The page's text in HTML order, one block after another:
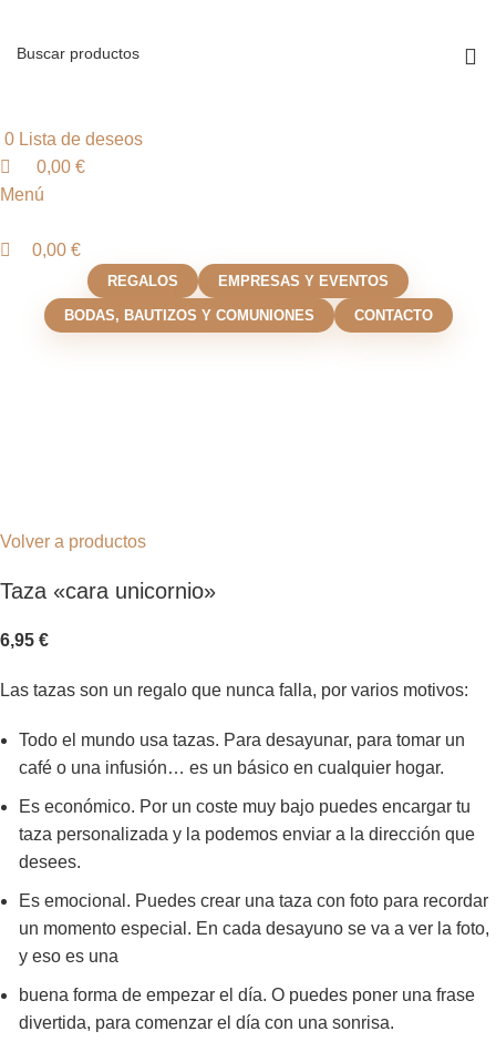
0 Lista de deseos
0,00 €
Menú
0,00 €
REGALOS EMPRESAS Y EVENTOS
BODAS, BAUTIZOS Y COMUNIONES CONTACTO
Volver a productos
Taza «cara unicornio»
6,95 €
Las tazas son un regalo que nunca falla, por varios motivos:
Todo el mundo usa tazas. Para desayunar, para tomar un
café o una infusión… es un básico en cualquier hogar.
Es económico. Por un coste muy bajo puedes encargar tu
taza personalizada y la podemos enviar a la dirección que
desees.
Es emocional. Puedes crear una taza con foto para recordar
un momento especial. En cada desayuno se va a ver la foto,
y eso es una
buena forma de empezar el día. O puedes poner una frase
divertida, para comenzar el día con una sonrisa.